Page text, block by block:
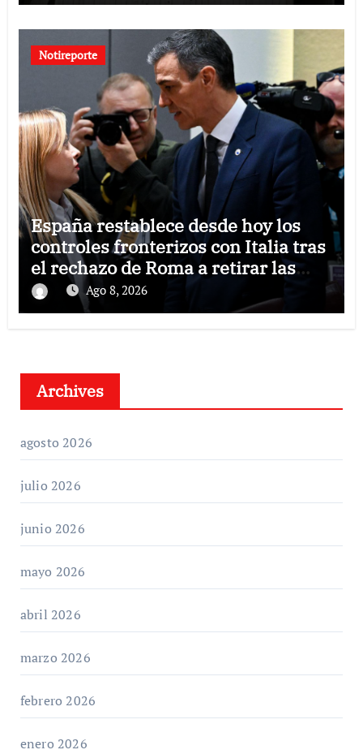
Notireporte
España restablece desde hoy los
controles fronterizos con Italia tras
el rechazo de Roma a retirar las
restricciones
Ago 8, 2026
Archives
agosto 2026
julio 2026
junio 2026
mayo 2026
abril 2026
marzo 2026
febrero 2026
enero 2026